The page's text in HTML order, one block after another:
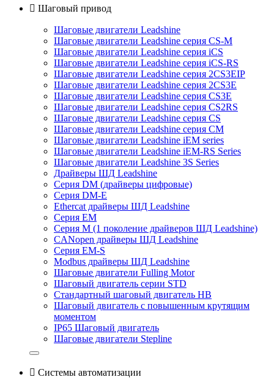
 Шаговый привод
Шаговые двигатели Leadshine
Шаговые двигатели Leadshine серия CS-M
Шаговые двигатели Leadshine серия iCS
Шаговые двигатели Leadshine серия iCS-RS
Шаговые двигатели Leadshine серия 2CS3EIP
Шаговые двигатели Leadshine серия 2CS3E
Шаговые двигатели Leadshine серия CS3E
Шаговые двигатели Leadshine серия CS2RS
Шаговые двигатели Leadshine серия CS
Шаговые двигатели Leadshine серия CM
Шаговые двигатели Leadshine iEM series
Шаговые двигатели Leadshine iEM-RS Series
Шаговые двигатели Leadshine 3S Series
Драйверы ШД Leadshine
Серия DM (драйверы цифровые)
Серия DM-E
Ethercat драйверы ШД Leadshine
Серия EM
Серия M (1 поколение драйверов ШД Leadshine)
CANopen драйверы ШД Leadshine
Серия EM-S
Modbus драйверы ШД Leadshine
Шаговые двигатели Fulling Motor
Шаговый двигатель серии STD
Стандартный шаговый двигатель HB
Шаговый двигатель с повышенным крутящим
моментом
IP65 Шаговый двигатель
Шаговые двигатели Stepline
 Системы автоматизации